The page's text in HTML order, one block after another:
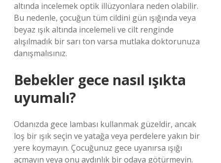
altında incelemek optik illüzyonlara neden olabilir.
Bu nedenle, çocuğun tüm cildini gün ışığında veya
beyaz ışık altında incelemeli ve cilt renginde
alışılmadık bir sarı ton varsa mutlaka doktorunuza
danışmalısınız.
Bebekler gece nasıl ışıkta
uyumalı?
Odanızda gece lambası kullanmak güzeldir, ancak
loş bir ışık seçin ve yatağa veya perdelere yakın bir
yere koymayın. Çocuğunuz gece uyanırsa ışığı
açmayın veya onu aydınlık bir odaya götürmeyin.